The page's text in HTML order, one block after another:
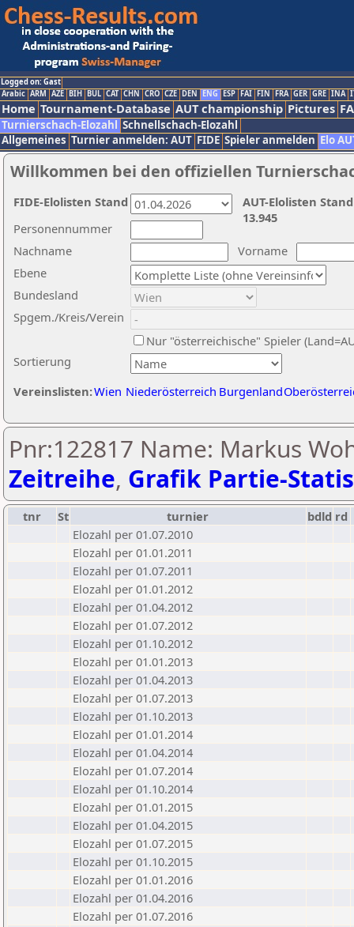
Logged on: Gast
Arabic ARM AZE BIH BUL CAT CHN CRO CZE DEN ENG ESP FAI FIN FRA GER GRE INA
Home Tournament-Database AUT championship Pictures
Turnierschach-Elozahl Schnellschach-Elozahl
Allgemeines Turnier anmelden: AUT FIDE Spieler anmelden Elo
Willkommen bei den offiziellen
Nachname
Vorname
Ebene
Sortierung
Personennummer
Bundesland
Spgem./Kreis/Verein
Nur "österreichische" Spieler
Vereinslisten:Wien Niederösterreich Burgenland
AUT-Elolisten
13.945
FIDE-Elolisten Stand
Pnr:122817 Name: Markus
Zeitreihe, Grafik Partie-
tnr St turnier bdld rd
Elozahl per 01.07.2010
Elozahl per 01.01.2011
Elozahl per 01.07.2011
Elozahl per 01.01.2012
Elozahl per 01.04.2012
Elozahl per 01.07.2012
Elozahl per 01.10.2012
Elozahl per 01.01.2013
Elozahl per 01.04.2013
Elozahl per 01.07.2013
Elozahl per 01.10.2013
Elozahl per 01.01.2014
Elozahl per 01.04.2014
Elozahl per 01.07.2014
Elozahl per 01.10.2014
Elozahl per 01.01.2015
Elozahl per 01.04.2015
Elozahl per 01.07.2015
Elozahl per 01.10.2015
Elozahl per 01.01.2016
Elozahl per 01.04.2016
Elozahl per 01.07.2016